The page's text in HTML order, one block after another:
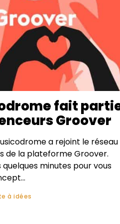
fait
Groover
a rejoint le réseau
de la plateforme Groover.
minutes pour vous
à idées